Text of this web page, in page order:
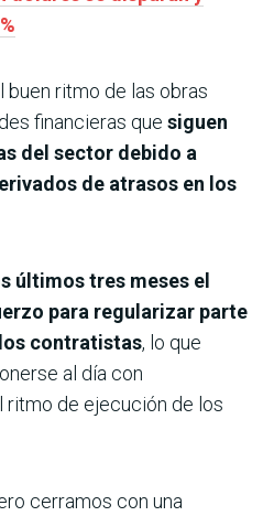
buen ritmo de las obras
financieras que siguen
del sector debido a
de atrasos en los
últimos tres meses el
para regularizar parte
contratistas, lo que
al día con
de ejecución de los
cerramos con una